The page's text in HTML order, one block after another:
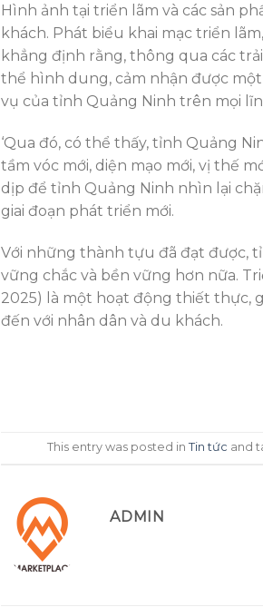
Hình ảnh tại triển lãm và các sản
khách. Phát biểu khai mạc triển
khẳng định rằng, thông qua các
thể hình dung, cảm nhận được
vụ của tỉnh Quảng Ninh trên mọi
‘Qua đó, có thể thấy, tỉnh Quảng
tầm vóc mới, diện mạo mới, vị thế
dịp để tỉnh Quảng Ninh nhìn lại
giai đoạn phát triển mới.
Với những thành tựu đã đạt được,
vững chắc và bền vững hơn nữa.
2025) là một hoạt động thiết thực,
đến với nhân dân và du khách.
This entry was posted in Tin tức and
ADMIN